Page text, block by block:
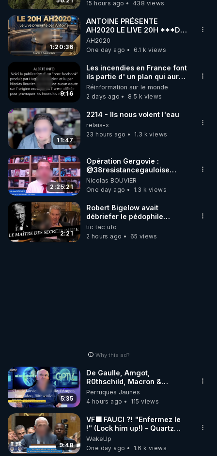
15 hours ago
438 views
1:20:36
ANTOINE PRÉSENTE
AH2020 LE LIVE 20H ***DU
04/08/2026*** 📷LE
GRAND RÉVEIL EST EN
MARCHE 📷
AH2020
One day ago
6.1 k views
9:16
Les incendies en France font
ils partie d' un plan qui aurait
débuté le 11 septembre 2001
?
Réinformation sur le monde
2 days ago
8.5 k views
11:47
2214 - Ils nous volent l'eau
relais-x
23 hours ago
1.3 k views
2:25:21
Opération Gergovie :
‪@38resistancegauloise‬
‪@MarionSigautOfficiel‬
‪@gladysriifard5710‬ Laëtitia
Nicolas BOUVIER
One day ago
1.3 k views
2:21
Robert Bigelow avait
débriefer le pédophile
génocidaire de donald j
trump
tic tac ufo
2 hours ago
65 views
Why this ad?
5:35
De Gaulle, Amgot,
R0thschild, Macron &
Pompidou… Macron Claude
Janvier, GPTV, 18 X 2024
Perruques Jaunes
4 hours ago
115 views
9:48
VF🟩 FAUCI ?! "Enfermez le
!" (Lock him up!) - Quartz
Traduction
WakeUp
One day ago
1.6 k views